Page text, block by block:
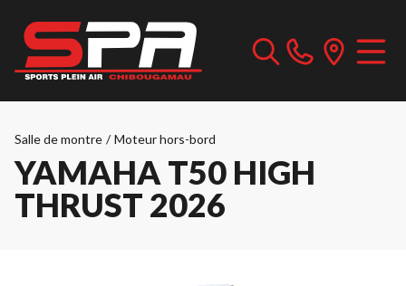
Salle de montre / Moteur hors-bord
YAMAHA T50 HIGH
THRUST 2026